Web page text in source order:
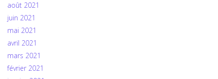
août 2021
juin 2021
mai 2021
avril 2021
mars 2021
février 2021